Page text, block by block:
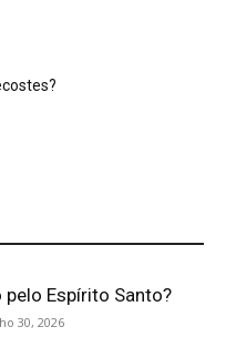
Espírito Santo?
30, 2026